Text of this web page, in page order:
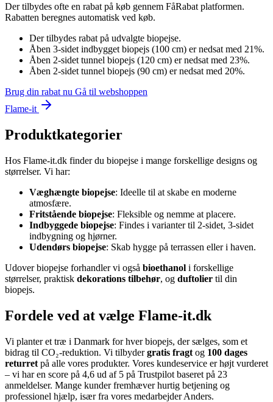
Der tilbydes ofte en rabat på køb gennem FåRabat platformen.
Rabatten beregnes automatisk ved køb.
Der tilbydes rabat på udvalgte biopejse.
Åben 3-sidet indbygget biopejs (100 cm) er nedsat med 21%.
Åben 2-sidet tunnel biopejs (120 cm) er nedsat med 23%.
Åben 2-sidet tunnel biopejs (90 cm) er nedsat med 20%.
Brug din rabat nu Gå til webshoppen
Flame-it
Produktkategorier
Hos Flame-it.dk finder du biopejse i mange forskellige designs og
størrelser. Vi har:
Væghængte biopejse: Ideelle til at skabe en moderne
atmosfære.
Fritstående biopejse: Fleksible og nemme at placere.
Indbyggede biopejse: Findes i varianter til 2-sidet, 3-sidet
indbygning og hjørner.
Udendørs biopejse: Skab hygge på terrassen eller i haven.
Udover biopejse forhandler vi også bioethanol i forskellige
størrelser, praktisk dekorations tilbehør, og duftolier til din
biopejs.
Fordele ved at vælge Flame-it.dk
Vi planter et træ i Danmark for hver biopejs, der sælges, som et
bidrag til CO₂-reduktion. Vi tilbydergratis fragt og 100 dages
returret på alle vores produkter. Vores kundeservice er højt vurderet
– vi har en score på 4,6 ud af 5 på Trustpilot baseret på 23
anmeldelser. Mange kunder fremhæver hurtig betjening og
professionel hjælp, især fra vores medarbejder Anders.